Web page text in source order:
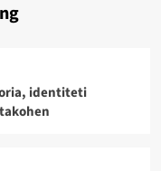
identiteti